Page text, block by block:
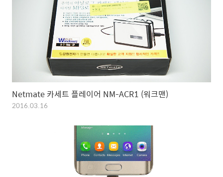
Netmate 카세트 플레이어 NM-ACR1 (워크맨)
2016.03.16